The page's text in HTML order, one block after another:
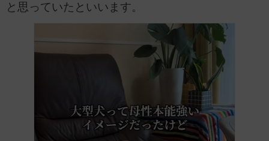
と思っていたといいます。